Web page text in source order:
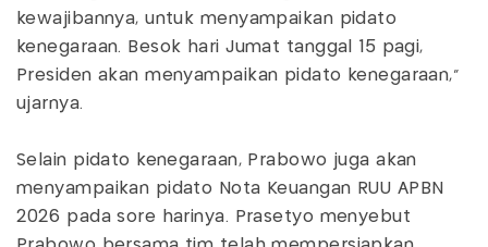
kewajibannya, untuk menyampaikan pidato
kenegaraan. Besok hari Jumat tanggal 15 pagi,
Presiden akan menyampaikan pidato kenegaraan,”
ujarnya.
Selain pidato kenegaraan, Prabowo juga akan
menyampaikan pidato Nota Keuangan RUU APBN
2026 pada sore harinya. Prasetyo menyebut